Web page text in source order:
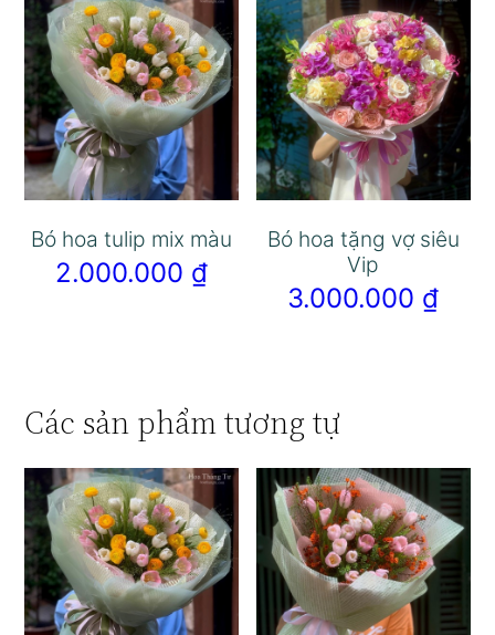
Bó hoa tulip mix màu
2.000.000 ₫
Bó hoa tặng vợ siêu
Vip
3.000.000 ₫
Các sản phẩm tương tự